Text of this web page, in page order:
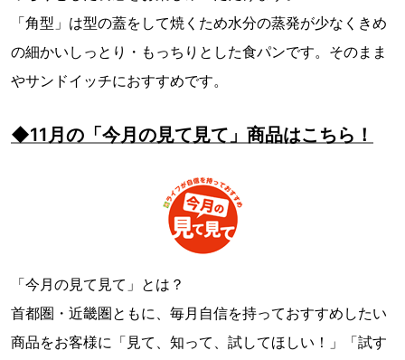
「角型」は型の蓋をして焼くため水分の蒸発が少なくきめ
の細かいしっとり・もっちりとした食パンです。そのまま
やサンドイッチにおすすめです。
◆11月の「今月の見て見て」商品はこちら！
「今月の見て見て」とは？
首都圏・近畿圏ともに、毎月自信を持っておすすめしたい
商品をお客様に「見て、知って、試してほしい！」「試す